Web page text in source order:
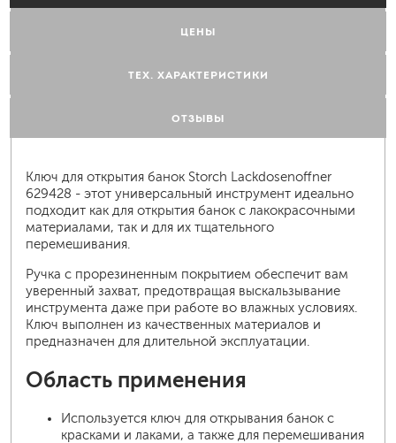
ЦЕНЫ
ТЕХ. ХАРАКТЕРИСТИКИ
ОТЗЫВЫ
Ключ для открытия банок Storch Lackdosenoffner
629428 - этот универсальный инструмент идеально
подходит как для открытия банок с лакокрасочными
материалами, так и для их тщательного
перемешивания.
Ручка с прорезиненным покрытием обеспечит вам
уверенный захват, предотвращая выскальзывание
инструмента даже при работе во влажных условиях.
Ключ выполнен из качественных материалов и
предназначен для длительной эксплуатации.
Область применения
Используется ключ для открывания банок с
красками и лаками, а также для перемешивания